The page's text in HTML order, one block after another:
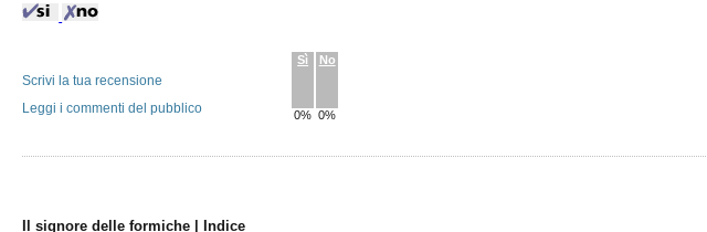
Sì
0%
No
0%
Scrivi la tua recensione
Leggi i commenti del pubblico
Il signore delle formiche | Indice